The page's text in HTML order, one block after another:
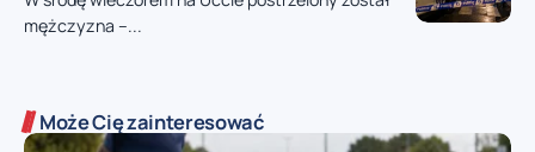
mężczyzna –...
Może Cię zainteresować